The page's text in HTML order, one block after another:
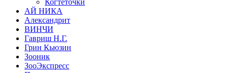
Когтеточки
АЙ НИКА
Александрит
ВИНЧИ
Гавриш Н.Г.
Грин Кьюзин
Зооник
ЗооЭкспресс